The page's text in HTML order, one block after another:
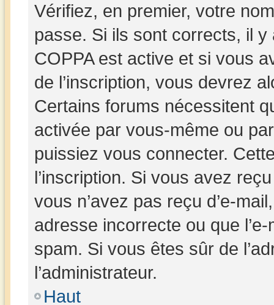
Vérifiez, en premier, votre
passe. Si ils sont corrects, il
COPPA est active et si vous
de l’inscription, vous devrez
Certains forums nécessitent
activée par vous-même ou
puissiez vous connecter.
l’inscription. Si vous avez
vous n’avez pas reçu d’e-
adresse incorrecte ou que
spam. Si vous êtes sûr de
l’administrateur.
Haut